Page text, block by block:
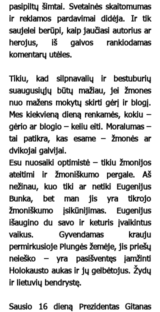
pasipiltų šimtai. Svetainės skaitomumas
ir reklamos pardavimai didėja. Ir tik
saujelei berūpi, kaip jaučiasi autorius ar
herojus, iš galvos rankiodamas
komentarų utėles.
Tikiu, kad silpnavalių ir bestuburių
suaugusiųjų būtų mažiau, jei žmones
nuo mažens mokytų skirti gėrį ir blogį.
Mes kiekvieną dieną renkamės, kokiu –
gėrio ar blogio – keliu eiti. Moralumas –
tai patikra, kas esame – žmonės ar
dvikojai galvijai.
Esu nuosaiki optimistė – tikiu žmonijos
ateitimi ir žmoniškumo pergale. Aš
nežinau, kuo tiki ar netiki Eugenijus
Bunka, bet man jis yra tikrojo
žmoniškumo įsikūnijimas. Eugenijus
išaugino du savo ir keturis įvaikintus
vaikus. Gyvendamas krauju
permirkusioje Plungės žemėje, jis priešų
neieško – yra pasišventęs įamžinti
Holokausto aukas ir jų gelbėtojus. Žydų
ir lietuvių bendrystę.
Sausio 16 dieną Prezidentas Gitanas